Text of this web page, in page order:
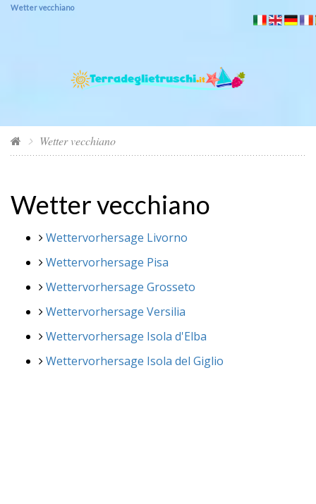
Wetter vecchiano
Wetter vecchiano
Wetter vecchiano
Wettervorhersage Livorno
Wettervorhersage Pisa
Wettervorhersage Grosseto
Wettervorhersage Versilia
Wettervorhersage Isola d'Elba
Wettervorhersage Isola del Giglio